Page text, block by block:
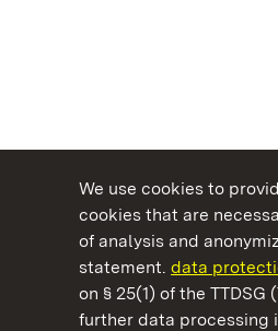
We use cookies to
cookies that are
of analysis and
statement. data
on § 25(1) of the
further data processing
State Palaces and